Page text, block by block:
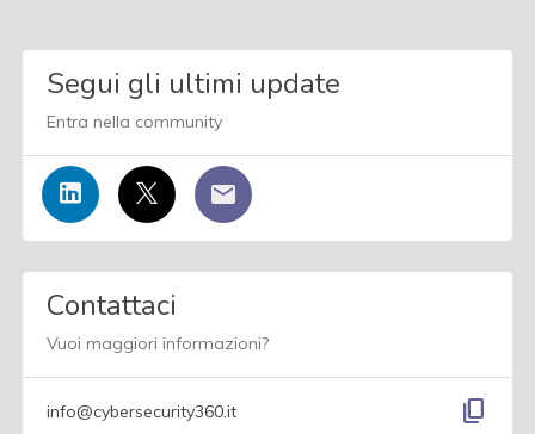
Segui gli ultimi update
Entra nella community
Contattaci
Vuoi maggiori informazioni?
info@cybersecurity360.it content_copy